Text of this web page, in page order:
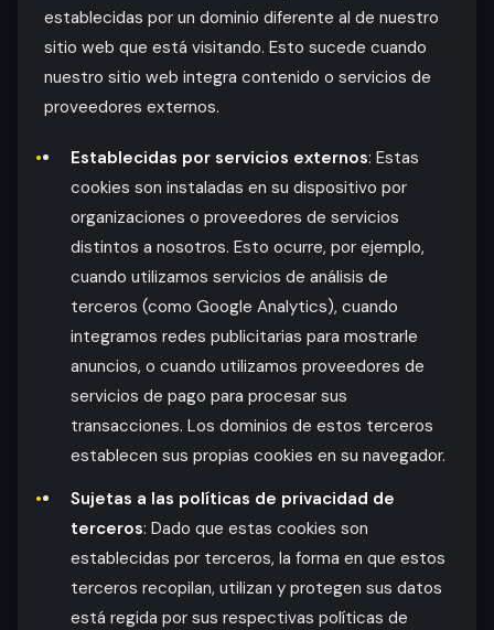
establecidas por un dominio diferente al de nuestro
sitio web que está visitando. Esto sucede cuando
nuestro sitio web integra contenido o servicios de
proveedores externos.
Establecidas por servicios externos: Estas
cookies son instaladas en su dispositivo por
organizaciones o proveedores de servicios
distintos a nosotros. Esto ocurre, por ejemplo,
cuando utilizamos servicios de análisis de
terceros (como Google Analytics), cuando
integramos redes publicitarias para mostrarle
anuncios, o cuando utilizamos proveedores de
servicios de pago para procesar sus
transacciones. Los dominios de estos terceros
establecen sus propias cookies en su navegador.
Sujetas a las políticas de privacidad de
terceros: Dado que estas cookies son
establecidas por terceros, la forma en que estos
terceros recopilan, utilizan y protegen sus datos
está regida por sus respectivas políticas de